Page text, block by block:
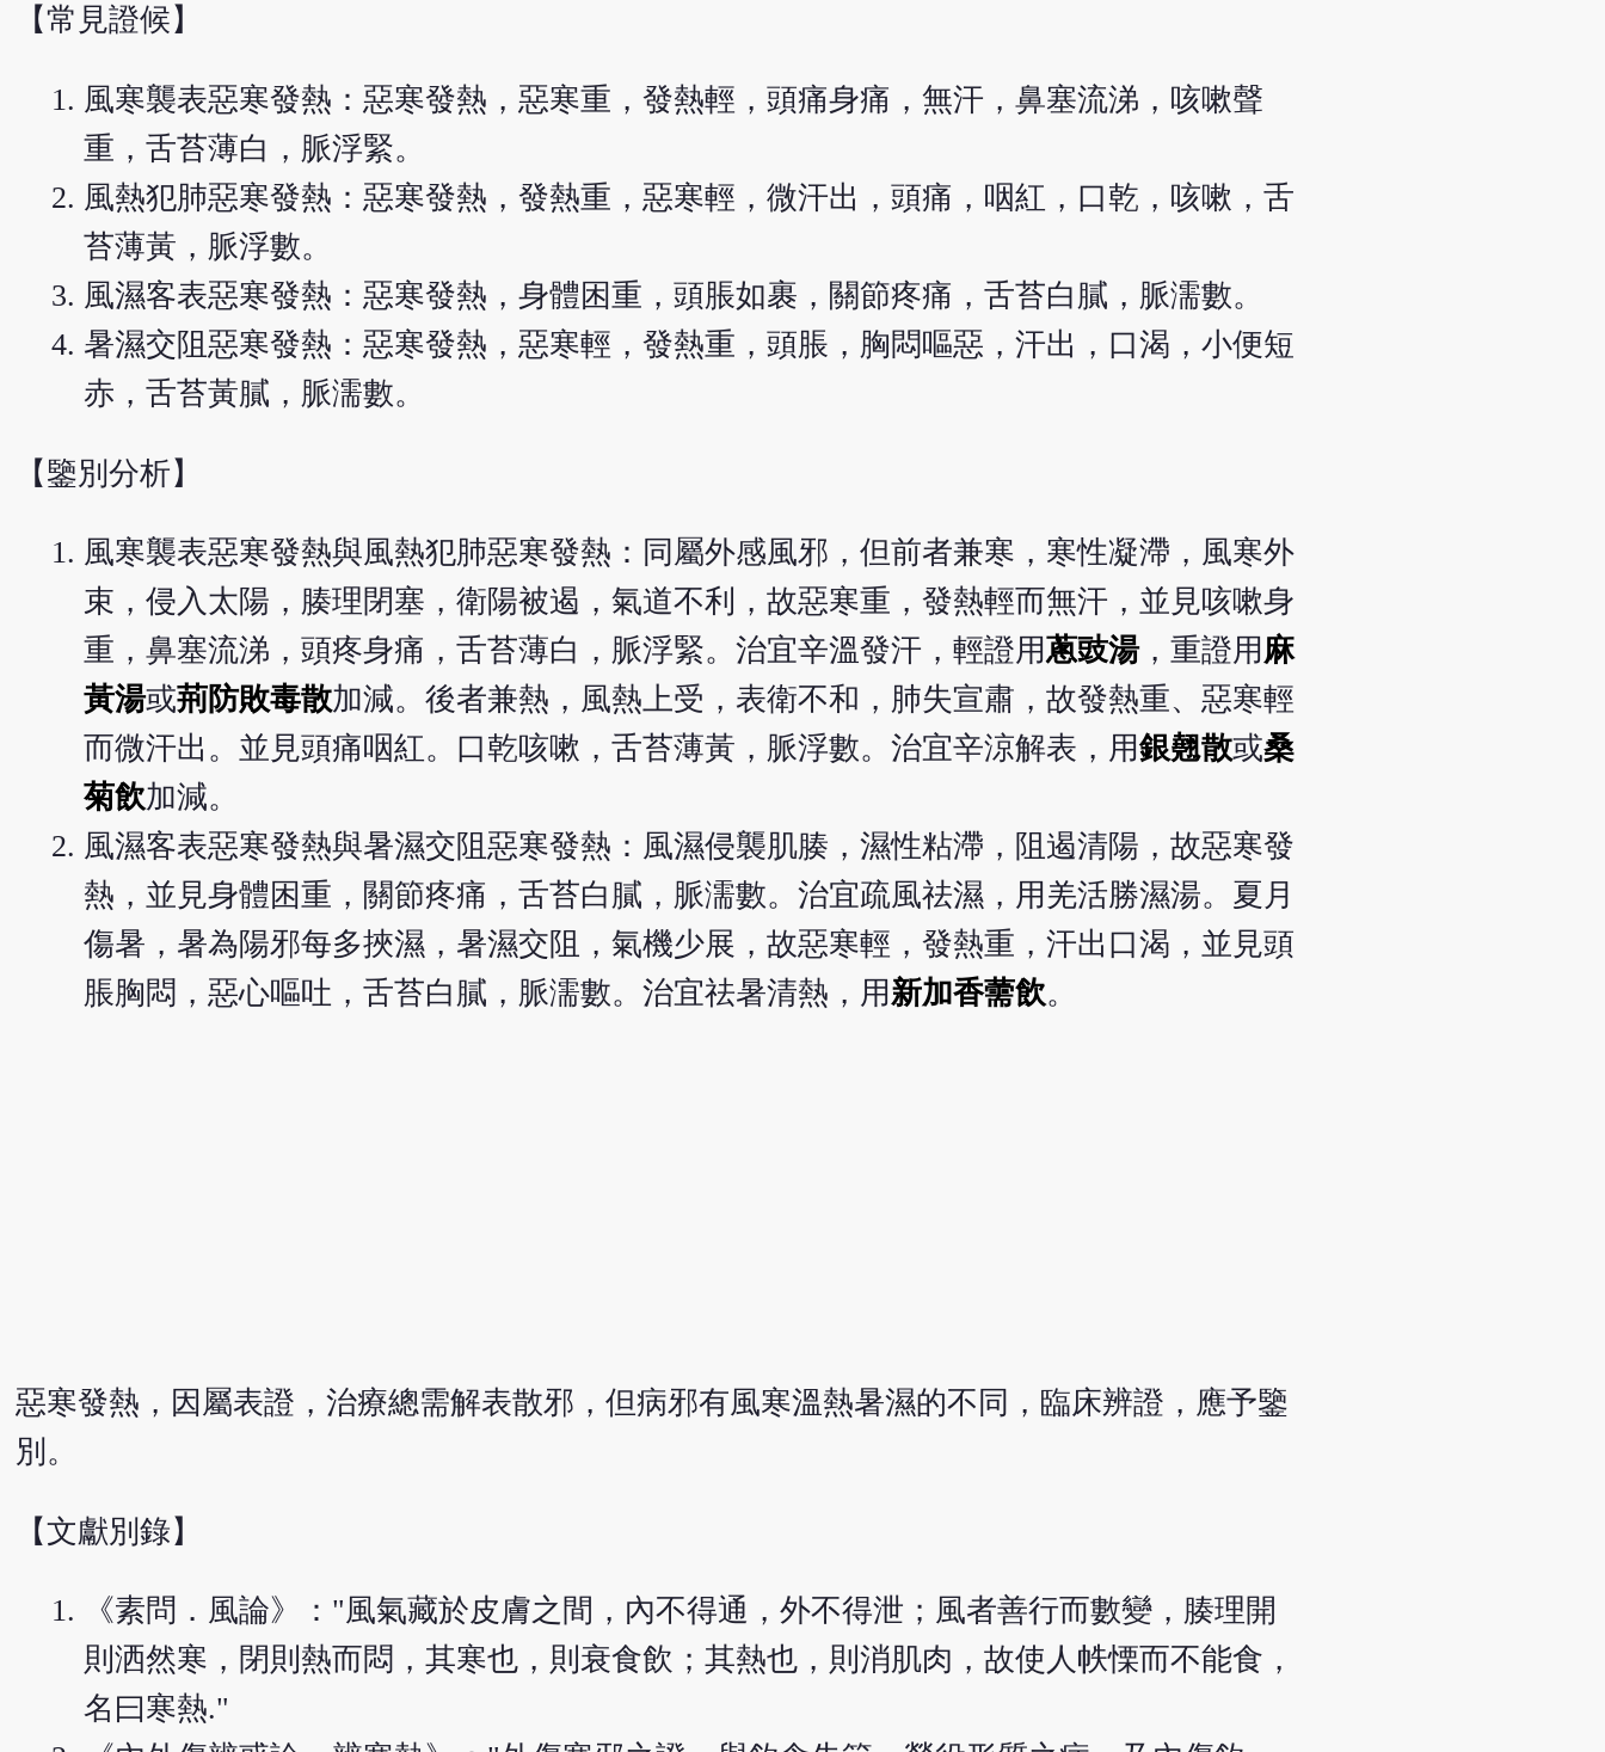
【常見證候】
風寒襲表惡寒發熱：惡寒發熱，惡寒重，發熱輕，頭痛身痛，無汗，鼻塞流涕，咳嗽聲
重，舌苔薄白，脈浮緊。
風熱犯肺惡寒發熱：惡寒發熱，發熱重，惡寒輕，微汗出，頭痛，咽紅，口乾，咳嗽，舌
苔薄黃，脈浮數。
風濕客表惡寒發熱：惡寒發熱，身體困重，頭脹如裹，關節疼痛，舌苔白膩，脈濡數。
暑濕交阻惡寒發熱：惡寒發熱，惡寒輕，發熱重，頭脹，胸悶嘔惡，汗出，口渴，小便短
赤，舌苔黃膩，脈濡數。
【鑒別分析】
風寒襲表惡寒發熱與風熱犯肺惡寒發熱：同屬外感風邪，但前者兼寒，寒性凝滯，風寒外
束，侵入太陽，腠理閉塞，衛陽被遏，氣道不利，故惡寒重，發熱輕而無汗，並見咳嗽身
重，鼻塞流涕，頭疼身痛，舌苔薄白，脈浮緊。治宜辛溫發汗，輕證用蔥豉湯，重證用麻
黃湯或荊防敗毒散加減。後者兼熱，風熱上受，表衛不和，肺失宣肅，故發熱重、惡寒輕
而微汗出。並見頭痛咽紅。口乾咳嗽，舌苔薄黃，脈浮數。治宜辛涼解表，用銀翹散或桑
菊飲加減。
風濕客表惡寒發熱與暑濕交阻惡寒發熱：風濕侵襲肌腠，濕性粘滯，阻遏清陽，故惡寒發
熱，並見身體困重，關節疼痛，舌苔白膩，脈濡數。治宜疏風祛濕，用羌活勝濕湯。夏月
傷暑，暑為陽邪每多挾濕，暑濕交阻，氣機少展，故惡寒輕，發熱重，汗出口渴，並見頭
脹胸悶，惡心嘔吐，舌苔白膩，脈濡數。治宜祛暑清熱，用新加香薷飲。
惡寒發熱，因屬表證，治療總需解表散邪，但病邪有風寒溫熱暑濕的不同，臨床辨證，應予鑒
別。
【文獻別錄】
《素問．風論》："風氣藏於皮膚之間，內不得通，外不得泄；風者善行而數變，腠理開
則洒然寒，閉則熱而悶，其寒也，則衰食飲；其熱也，則消肌肉，故使人帙慄而不能食，
名曰寒熱."